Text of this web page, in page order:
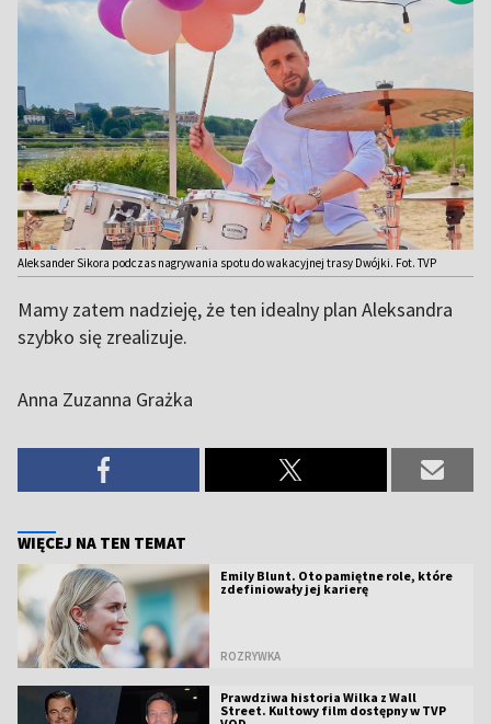
Aleksander Sikora podczas nagrywania spotu do wakacyjnej trasy Dwójki. Fot. TVP
Mamy zatem nadzieję, że ten idealny plan Aleksandra
szybko się zrealizuje.
Anna Zuzanna Grażka
WIĘCEJ NA TEN TEMAT
Emily Blunt. Oto pamiętne role, które
zdefiniowały jej karierę
ROZRYWKA
Prawdziwa historia Wilka z Wall
Street. Kultowy film dostępny w TVP